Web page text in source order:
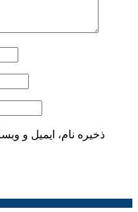
ذخیره نام، ایمیل و